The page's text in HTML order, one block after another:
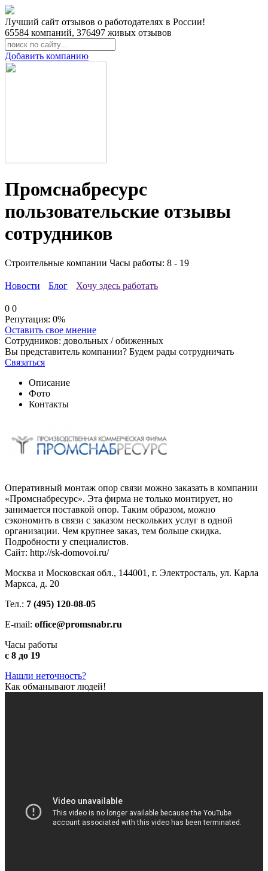
Лучший сайт отзывов о работодателях в России!
65584 компаний, 376497 живых отзывов
Добавить компанию
Промснабресурс
пользовательские отзывы
сотрудников
Строительные компании Часы работы: 8 - 19
Новости Блог Хочу здесь работать
0 0
Репутация: 0%
Оставить свое мнение
Сотрудников: довольных /обиженных
Вы представитель компании? Будем рады сотрудничать
Связаться
Описание
Фото
Контакты
Оперативный монтаж опор связи можно заказать в компании
«Промснабресурс». Эта фирма не только монтирует, но
занимается поставкой опор. Таким образом, можно
сэкономить в связи с заказом нескольких услуг в одной
организации. Чем крупнее заказ, тем больше скидка.
Подробности у специалистов.
Сайт: http://sk-domovoi.ru/
Москва и Московская обл., 144001, г. Электросталь, ул. Карла
Маркса, д. 20
Тел.: 7 (495) 120-08-05
E-mail: office@promsnabr.ru
Часы работы
с 8 до 19
Нашли неточность?
Как обманывают людей!